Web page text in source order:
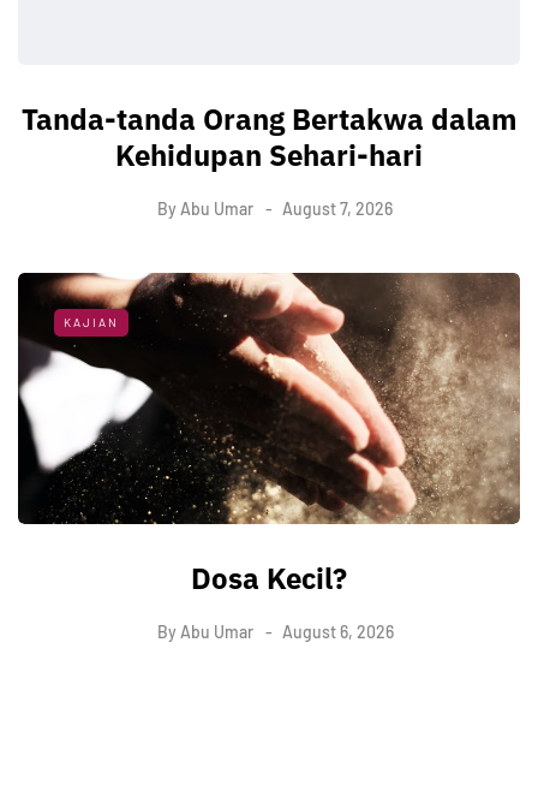
Tanda-tanda Orang Bertakwa dalam
Kehidupan Sehari-hari
By Abu Umar August 7, 2026
KAJIAN
Dosa Kecil?
By Abu Umar August 6, 2026